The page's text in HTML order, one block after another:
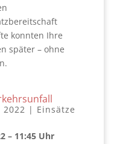
konnten Ihre
später – ohne
2022 | Einsätze
– 11:45 Uhr